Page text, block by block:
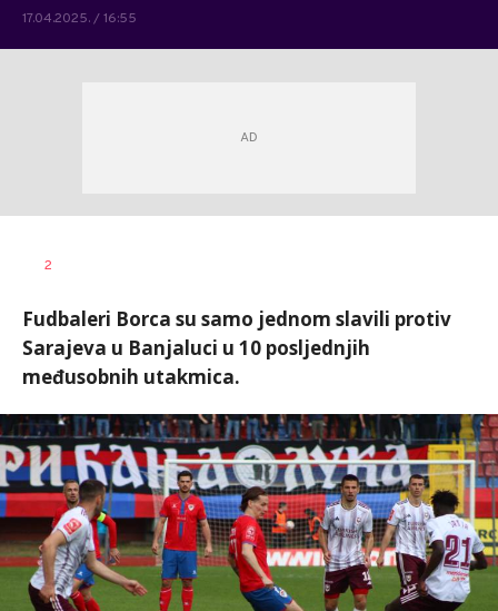
17.04.2025. / 16:55
AUTOR
2
Fudbaleri Borca su samo jednom slavili protiv
Sarajeva u Banjaluci u 10 posljednjih
međusobnih utakmica.